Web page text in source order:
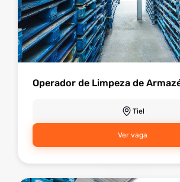
Operador de Limpeza de
Tiel
Ver vaga